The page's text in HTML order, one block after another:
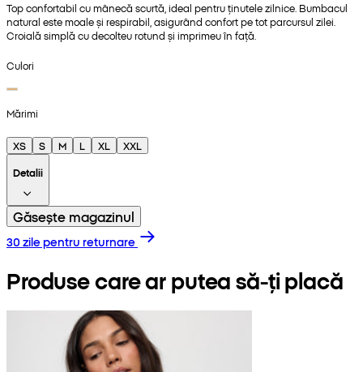
Top confortabil cu mânecă scurtă, ideal pentru ținutele zilnice. Bumbacul
natural este moale și respirabil, asigurând confort pe tot parcursul zilei.
Croială simplă cu decolteu rotund și imprimeu în față.
Culori
Mărimi
XS S M L XL
XXL
Detalii
Găsește magazinul
30 zile pentru returnare
Produse care ar putea să-ți placă